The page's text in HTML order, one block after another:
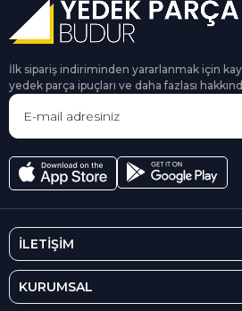
İlk sipariş indiriminden yararlanmak için
yedek parça ipuçları ve daha fazlası
İLETİŞİM
KURUMSAL